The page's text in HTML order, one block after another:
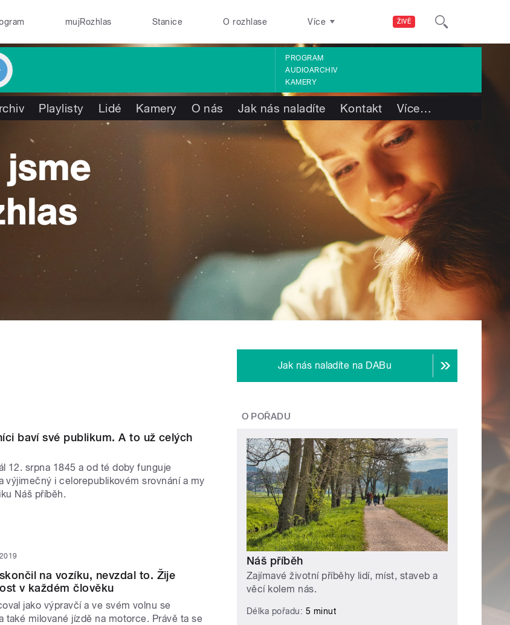
ŽIVĚ
mujRozhlas Stanice O rozhlase Více
PROGRAM
AUDIOARCHIV
KAMERY
Playlisty Lidé Kamery O nás Jak nás naladíte Kontakt Více…
baví své publikum. A to už celých
12. srpna 1845 a od té doby funguje
výjimečný i celorepublikovém srovnání a my
Náš příběh.
na vozíku, nevzdal to. Žije
v každém člověku
jako výpravčí a ve svém volnu se
také milované jízdě na motorce. Právě ta se
Jak nás naladíte na DABu
O POŘADU
Náš příběh
Zajímavé životní příběhy lidí, míst, staveb a
věcí kolem nás.
Délka pořadu: 5 minut